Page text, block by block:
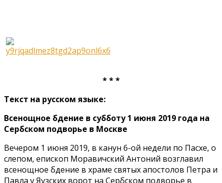
* * *
Текст на русском языке:
Всенощное бдение в субботу 1 июня 2019 года на
Сербском подворье в Москве
Вечером 1 июня 2019, в канун 6-ой недели по Пасхе, о
слепом, епископ Моравичский Антоний возглавил
всенощное бдение в храме святых апостолов Петра и
Павла у Яузских ворот на Сербском подворье в